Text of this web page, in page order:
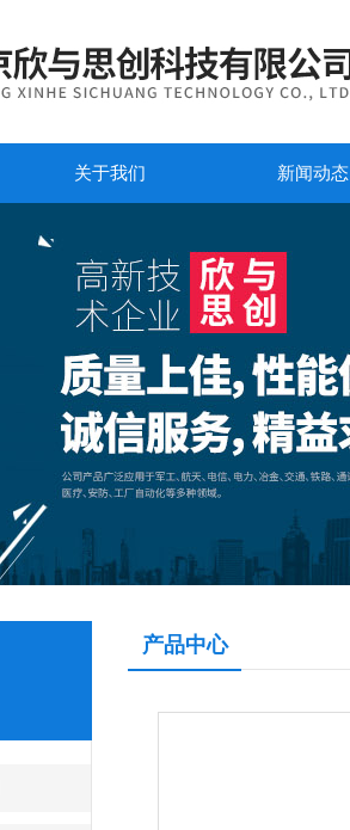
关于我们 新闻动态
产品中心